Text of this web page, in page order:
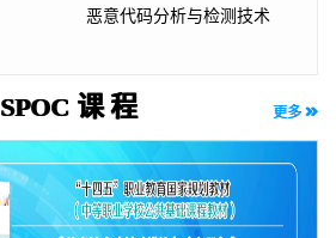
恶意代码分析与检测技术
SPOC 课 程 更多